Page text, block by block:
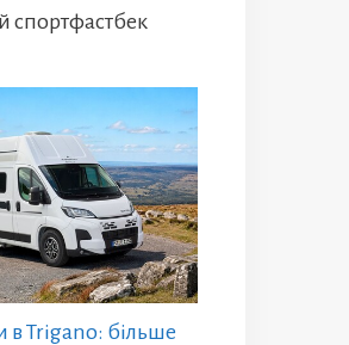
спортфастбек
в Trigano: більше